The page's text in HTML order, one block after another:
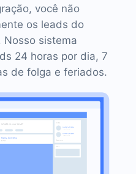
você não
os leads do
Nosso sistema
24 horas por dia, 7
de folga e feriados.